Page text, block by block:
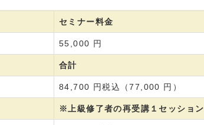
セミナー料金
55,000 円
合計
84,700 円税込（77,000 円）
※上級修了者の再受講１セッション